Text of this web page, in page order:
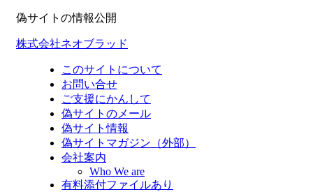
偽サイトの情報公開
株式会社ネオブラッド
このサイトについて
お問い合せ
ご支援にかんして
偽サイトのメール
偽サイト情報
偽サイトマガジン（外部）
会社案内
Who We are
有料添付ファイルあり